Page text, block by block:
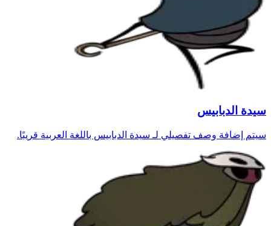
سيدة الدبابيس
سيتم إضافة وصف تفصيلي لـ سيدة الدبابيس باللغة العربية قريبًا.